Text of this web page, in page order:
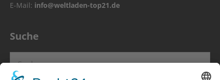
E-Mail: info@weltladen-top21.de
Suche
nach: